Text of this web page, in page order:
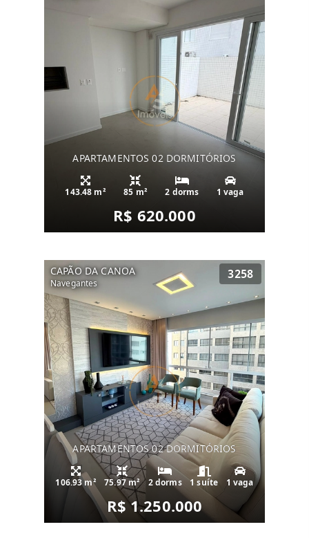
APARTAMENTOS 02 DORMITÓRIOS
143.48 m² 85 m² 2 dorms 1 vaga
R$ 620.000
CAPÃO DA CANOA
Navegantes
3258
APARTAMENTOS 02 DORMITÓRIOS
106.93 m² 75.97 m² 2 dorms 1 suíte 1 vaga
R$ 1.250.000